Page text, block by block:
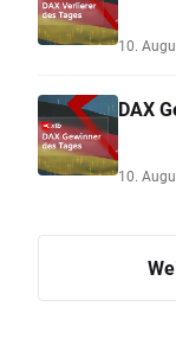
10.
DAX
10.